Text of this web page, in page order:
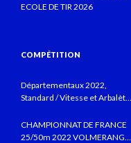
ECOLE DE TIR 2026
COMPÉTITION
Départementaux 2022,
Standard / Vitesse et Arbalète
TSB
CHAMPIONNAT DE FRANCE
25/50m 2022 VOLMERANGE